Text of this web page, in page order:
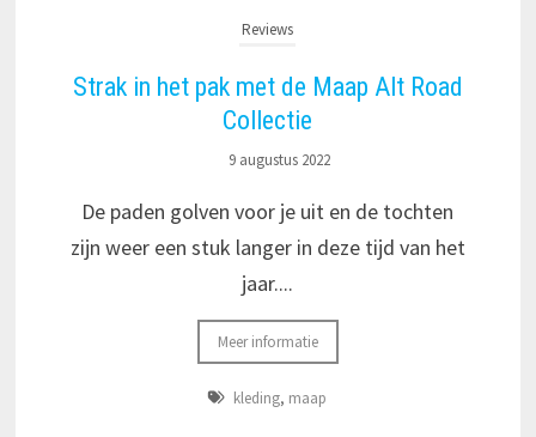
Reviews
Strak in het pak met de Maap Alt Road
Collectie
9 augustus 2022
De paden golven voor je uit en de tochten
zijn weer een stuk langer in deze tijd van het
jaar....
Meer informatie
kleding, maap